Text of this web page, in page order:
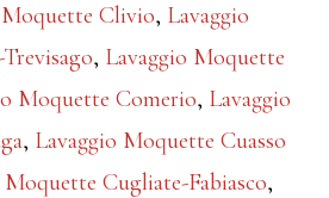
Clivio, Lavaggio
, Lavaggio Moquette
Moquette Comerio, Lavaggio
, Lavaggio Moquette Cuasso
Moquette Cugliate-Fabiasco,